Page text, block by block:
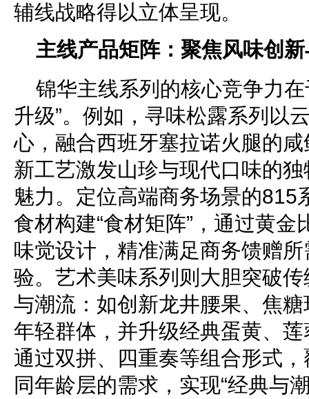
辅线战略得以立体呈现。
主线产品矩阵：聚焦风味创
锦华主线系列的核心竞争力在
升级”。例如，寻味松露系列以
心，融合西班牙塞拉诺火腿的
新工艺激发山珍与现代口味的
魅力。定位高端商务场景的815
食材构建“食材矩阵”，通过黄
味觉设计，精准满足商务馈赠
验。艺术美味系列则大胆突破
与潮流：如创新龙井腰果、焦
年轻群体，并升级经典蛋黄、
通过双拼、四重奏等组合形式
同年龄层的需求，实现“经典与